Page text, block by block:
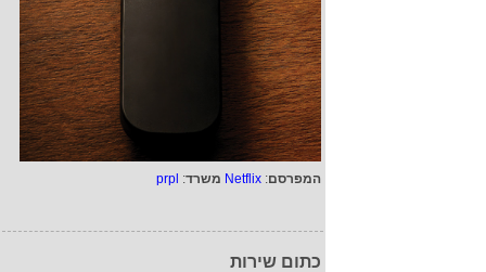
המפרסם:
Netflix משרד:
prpl
כתום שירות